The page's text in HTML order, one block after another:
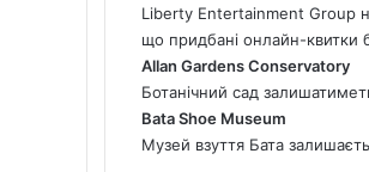
Liberty Entertainment Group
що придбані онлайн-квитки
Allan Gardens Conservatory
Ботанічний сад
Bata Shoe Museum
Музей взуття Бата